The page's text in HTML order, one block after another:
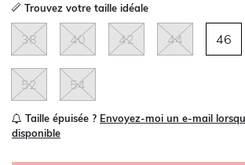
Trouvez votre taille idéale
38 40 42 44 46
52 54
Taille épuisée ? Envoyez-moi un e-mail
disponible